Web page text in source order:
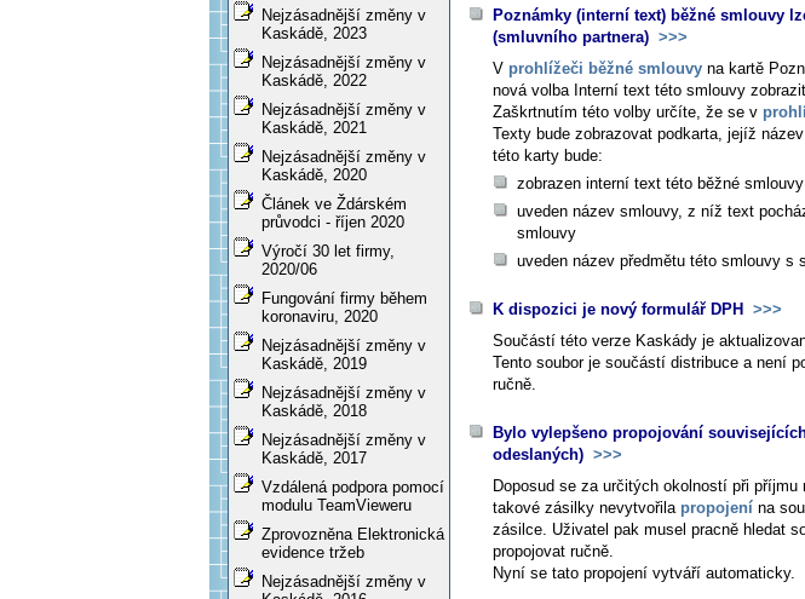
Nejzásadnější změny v
Kaskádě, 2023
Nejzásadnější změny v
Kaskádě, 2022
Nejzásadnější změny v
Kaskádě, 2021
Nejzásadnější změny v
Kaskádě, 2020
Článek ve Ždárském
průvodci - říjen 2020
Výročí 30 let firmy,
2020/06
Fungování firmy během
koronaviru, 2020
Nejzásadnější změny v
Kaskádě, 2019
Nejzásadnější změny v
Kaskádě, 2018
Nejzásadnější změny v
Kaskádě, 2017
Vzdálená podpora pomocí
modulu TeamVieweru
Zprovozněna Elektronická
evidence tržeb
Nejzásadnější změny v
Poznámky (interní text) běžné smlouvy
(smluvního partnera) >>>
V prohlížeči běžné smlouvy na kartě
nová volba Interní text této smlouvy
Zaškrtnutím této volby určíte, že se v
Texty bude zobrazovat podkarta, jejíž
této karty bude:
zobrazen interní text této běžné
uveden název smlouvy, z níž text
smlouvy
uveden název předmětu této smlouvy s
K dispozici je nový formulář DPH
>>>
Součástí této verze Kaskády je
Tento soubor je součástí distribuce a není
ručně.
Bylo vylepšeno propojování
odeslaných) >>>
Doposud se za určitých okolností při
takové zásilky nevytvořila propojení na
zásilce. Uživatel pak musel pracně hledat
propojovat ručně.
Nyní se tato propojení vytváří automaticky.